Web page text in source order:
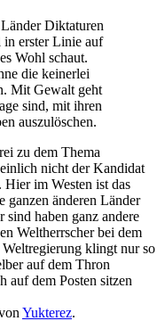
Diktaturen
erster Linie auf
Wohl schaut.
die keinerlei
Mit Gewalt geht
sind, mit ihren
auszulöschen.
zu dem Thema
nicht der Kandidat
im Westen ist das
ganzen änderen Länder
haben ganz andere
Weltherrscher bei dem
klingt nur so
auf dem Thron
auf dem Posten sitzen
Yukterez.